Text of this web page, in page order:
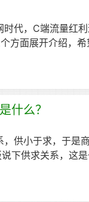
代，C端流量红
方面展开介绍，
什么？
供小于求，于是
下供求关系，这